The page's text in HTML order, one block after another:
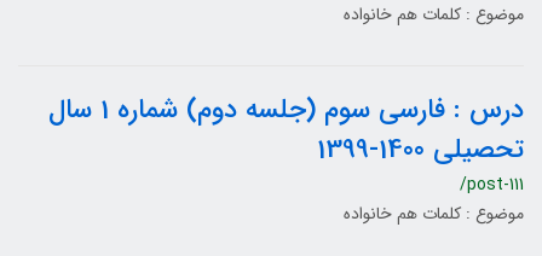
موضوع : کلمات هم خانواده
درس : فارسی سوم (جلسه دوم) شماره 1 سال
تحصیلی 1400-1399
/post-111
موضوع : کلمات هم خانواده